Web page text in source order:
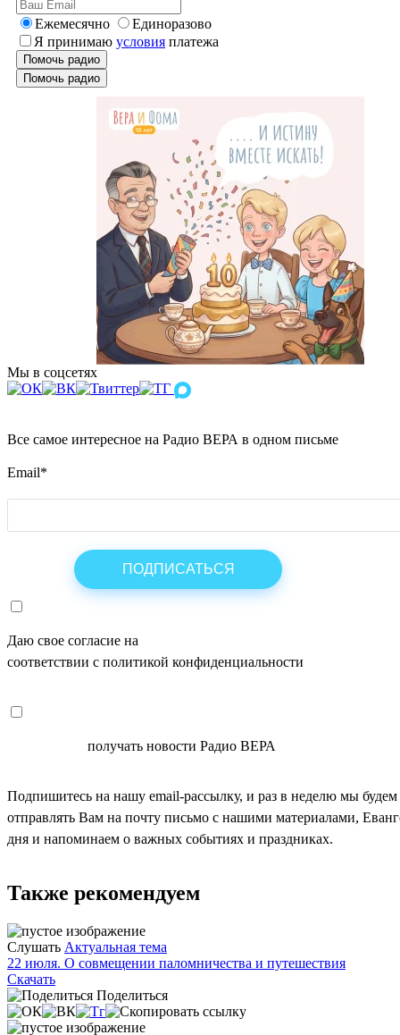
Ежемесячно
Единоразово
Я принимаю условия платежа
Помочь радио
Помочь радио
Мы в соцсетях
Все самое интересное на Радио ВЕРА в одном письме
Email*
Даю свое согласие на
соответствии с политикой конфиденциальности
получать новости Радио ВЕРА
Подпишитесь на нашу email-рассылку, и раз в неделю мы будем
отправлять Вам на почту письмо с нашими материалами,
дня и напоминаем о важных событиях и праздниках.
Также рекомендуем
Слушать Актуальная тема
22 июля. О совмещении паломничества и путешествия
Скачать
Поделиться